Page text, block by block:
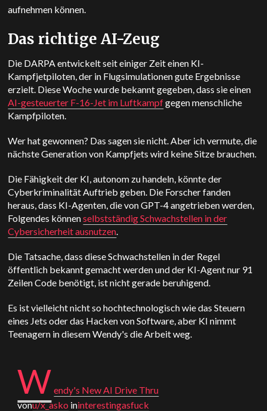
aufnehmen können.
Das richtige AI-Zeug
Die DARPA entwickelt seit einiger Zeit einen KI-
Kampfjetpiloten, der in Flugsimulationen gute Ergebnisse
erzielt. Diese Woche wurde bekannt gegeben, dass sie einen
AI-gesteuerter F-16-Jet im Luftkampfgegen menschliche
Kampfpiloten.
Wer hat gewonnen? Das sagen sie nicht. Aber ich vermute, die
nächste Generation von Kampfjets wird keine Sitze brauchen.
Die Fähigkeit der KI, autonom zu handeln, könnte der
Cyberkriminalität Auftrieb geben. Die Forscher fanden
heraus, dass KI-Agenten, die von GPT-4 angetrieben werden,
Folgendes könnenselbstständig Schwachstellen in der
Cybersicherheit ausnutzen.
Die Tatsache, dass diese Schwachstellen in der Regel
öffentlich bekannt gemacht werden und der KI-Agent nur 91
Zeilen Code benötigt, ist nicht gerade beruhigend.
Es ist vielleicht nicht so hochtechnologisch wie das Steuern
eines Jets oder das Hacken von Software, aber KI nimmt
Teenagern in diesem Wendy's die Arbeit weg.
W endy's New AI Drive Thru
vonu/x_asko ininterestingasfuck